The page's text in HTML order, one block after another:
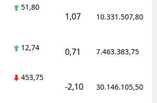
51,80
1,07 10.331.507,80
12,74 0,71 7.463.383,75
453,75
-2,10 30.146.105,50